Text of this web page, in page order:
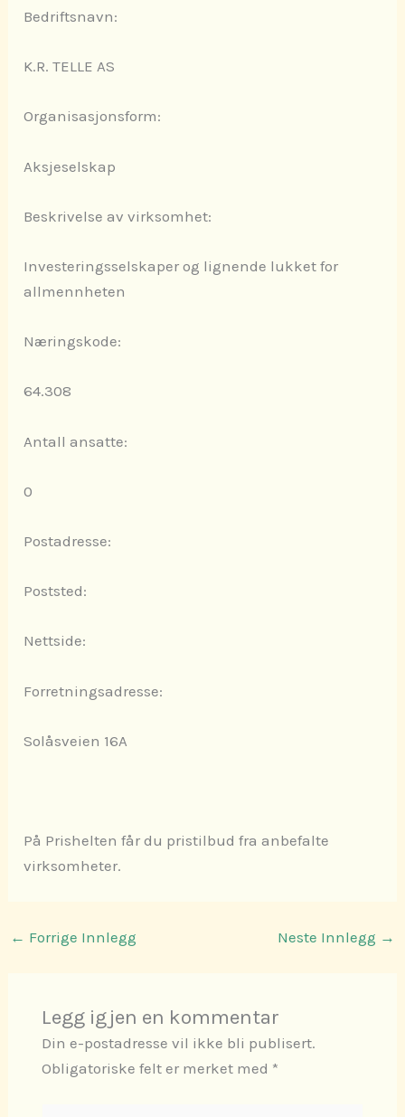
Bedriftsnavn:
K.R. TELLE AS
Organisasjonsform:
Aksjeselskap
Beskrivelse av virksomhet:
Investeringsselskaper og lignende lukket for
allmennheten
Næringskode:
64.308
Antall ansatte:
0
Postadresse:
Poststed:
Nettside:
Forretningsadresse:
Solåsveien 16A
På Prishelten får du pristilbud fra anbefalte
virksomheter.
← Forrige Innlegg Neste Innlegg →
Legg igjen en kommentar
Din e-postadresse vil ikke bli publisert.
Obligatoriske felt er merket med *